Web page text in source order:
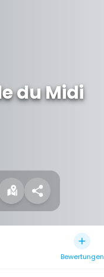
du Midi
Bewertungen